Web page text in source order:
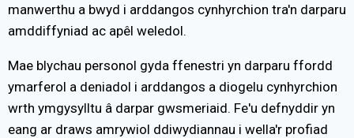
manwerthu a bwyd i arddangos cynhyrchion tra'n darparu
amddiffyniad ac apêl weledol.
Mae blychau personol gyda ffenestri yn darparu ffordd
ymarferol a deniadol i arddangos a diogelu cynhyrchion
wrth ymgysylltu â darpar gwsmeriaid. Fe'u defnyddir yn
eang ar draws amrywiol ddiwydiannau i wella'r profiad